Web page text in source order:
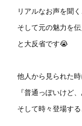
リアルなお声を聞
そして元の魅力を
と大反省です😭
他人から見られた
『普通っぽいけど
そして時々登場す